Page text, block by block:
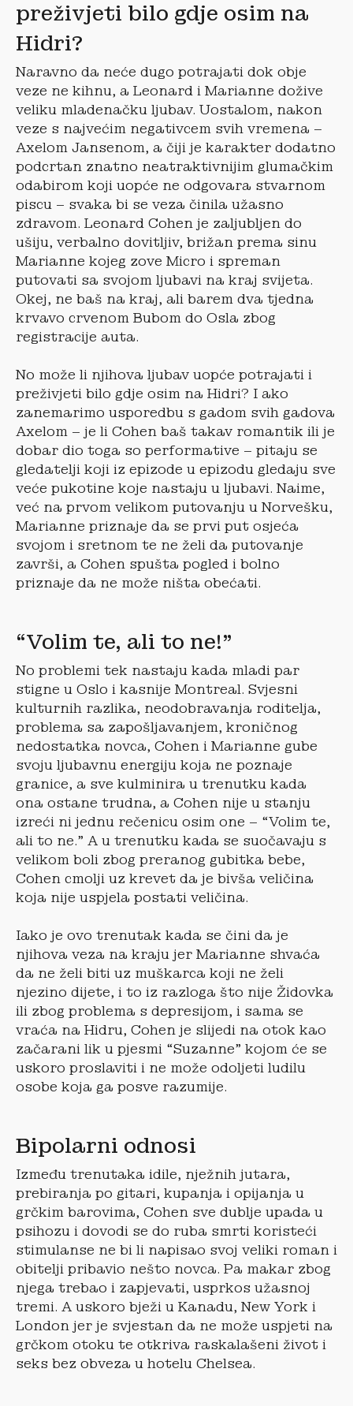
preživjeti bilo gdje osim na
Hidri?
Naravno da neće dugo potrajati dok obje
veze ne kihnu, a Leonard i Marianne dožive
veliku mladenačku ljubav. Uostalom, nakon
veze s najvećim negativcem svih vremena –
Axelom Jansenom, a čiji je karakter dodatno
podcrtan znatno neatraktivnijim glumačkim
odabirom koji uopće ne odgovara stvarnom
piscu – svaka bi se veza činila užasno
zdravom. Leonard Cohen je zaljubljen do
ušiju, verbalno dovitljiv, brižan prema sinu
Marianne kojeg zove Micro i spreman
putovati sa svojom ljubavi na kraj svijeta.
Okej, ne baš na kraj, ali barem dva tjedna
krvavo crvenom Bubom do Osla zbog
registracije auta.
No može li njihova ljubav uopće potrajati i
preživjeti bilo gdje osim na Hidri? I ako
zanemarimo usporedbu s gadom svih gadova
Axelom – je li Cohen baš takav romantik ili je
dobar dio toga so performative – pitaju se
gledatelji koji iz epizode u epizodu gledaju sve
veće pukotine koje nastaju u ljubavi. Naime,
već na prvom velikom putovanju u Norvešku,
Marianne priznaje da se prvi put osjeća
svojom i sretnom te ne želi da putovanje
završi, a Cohen spušta pogled i bolno
priznaje da ne može ništa obećati.
“Volim te, ali to ne!”
No problemi tek nastaju kada mladi par
stigne u Oslo i kasnije Montreal. Svjesni
kulturnih razlika, neodobravanja roditelja,
problema sa zapošljavanjem, kroničnog
nedostatka novca, Cohen i Marianne gube
svoju ljubavnu energiju koja ne poznaje
granice, a sve kulminira u trenutku kada
ona ostane trudna, a Cohen nije u stanju
izreći ni jednu rečenicu osim one – “Volim te,
ali to ne.” A u trenutku kada se suočavaju s
velikom boli zbog preranog gubitka bebe,
Cohen cmolji uz krevet da je bivša veličina
koja nije uspjela postati veličina.
Iako je ovo trenutak kada se čini da je
njihova veza na kraju jer Marianne shvaća
da ne želi biti uz muškarca koji ne želi
njezino dijete, i to iz razloga što nije Židovka
ili zbog problema s depresijom, i sama se
vraća na Hidru, Cohen je slijedi na otok kao
začarani lik u pjesmi “Suzanne” kojom će se
uskoro proslaviti i ne može odoljeti ludilu
osobe koja ga posve razumije.
Bipolarni odnosi
Između trenutaka idile, nježnih jutara,
prebiranja po gitari, kupanja i opijanja u
grčkim barovima, Cohen sve dublje upada u
psihozu i dovodi se do ruba smrti koristeći
stimulanse ne bi li napisao svoj veliki roman i
obitelji pribavio nešto novca. Pa makar zbog
njega trebao i zapjevati, usprkos užasnoj
tremi. A uskoro bježi u Kanadu, New York i
London jer je svjestan da ne može uspjeti na
grčkom otoku te otkriva raskalašeni život i
seks bez obveza u hotelu Chelsea.